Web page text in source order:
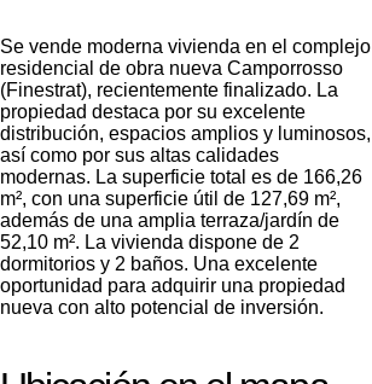
Se vende moderna vivienda en el complejo
residencial de obra nueva Camporrosso
(Finestrat), recientemente finalizado. La
propiedad destaca por su excelente
distribución, espacios amplios y luminosos,
así como por sus altas calidades
modernas. La superficie total es de 166,26
m², con una superficie útil de 127,69 m²,
además de una amplia terraza/jardín de
52,10 m². La vivienda dispone de 2
dormitorios y 2 baños. Una excelente
oportunidad para adquirir una propiedad
nueva con alto potencial de inversión.